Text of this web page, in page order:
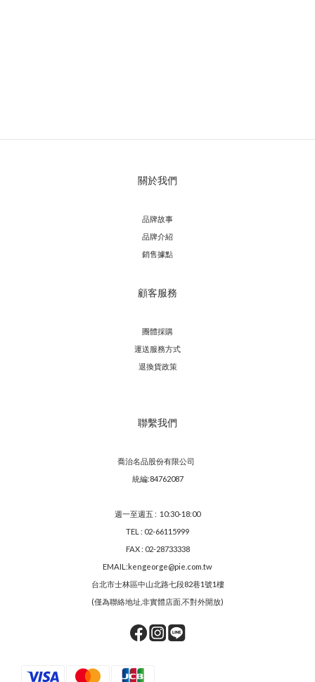
關於我們
品牌故事
品牌介紹
銷售據點
顧客服務
團體採購
運送服務方式
退換貨政策
聯繫我們
喬治名品股份有限公司
統編:84762087
週一至週五 : 10:30-18:00
TEL : 02-66115999
FAX : 02-28733338
EMAIL:kengeorge@pie.com.tw
台北市士林區中山北路七段82巷1號1樓
(僅為聯絡地址,非實體店面,不對外開放)